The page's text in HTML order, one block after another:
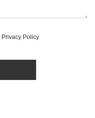
Privacy Policy